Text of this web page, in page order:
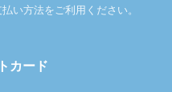
い方法をご利用ください。
カード